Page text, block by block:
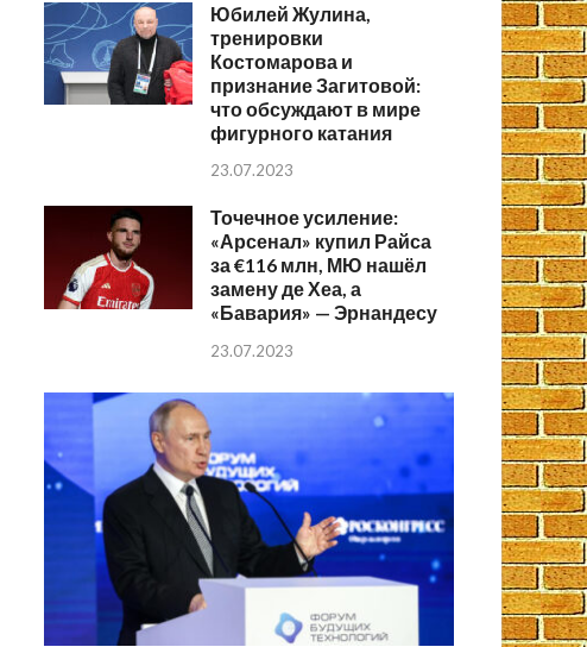
Юбилей Жулина,
тренировки
Костомарова и
признание Загитовой:
что обсуждают в мире
фигурного катания
23.07.2023
Точечное усиление:
«Арсенал» купил Райса
за €116 млн, МЮ нашёл
замену де Хеа, а
«Бавария» — Эрнандесу
23.07.2023